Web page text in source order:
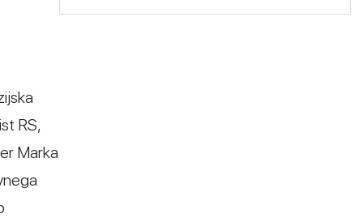
RS,
Marka